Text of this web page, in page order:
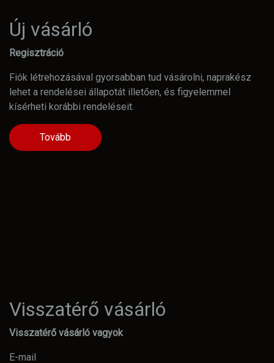
Új vásárló
Regisztráció
Fiók létrehozásával gyorsabban tud vásárolni, naprakész
lehet a rendelései állapotát illetően, és figyelemmel
kísérheti korábbi rendeléseit.
Tovább
Visszatérő vásárló
Visszatérő vásárló vagyok
E-mail